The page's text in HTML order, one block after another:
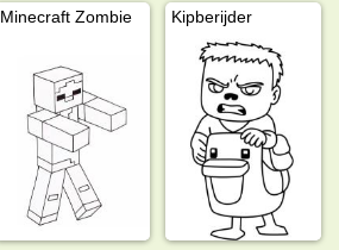
Minecraft Zombie Kipberijder